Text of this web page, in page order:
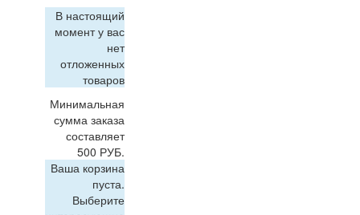
В настоящий
момент у вас
нет
отложенных
товаров
Минимальная
сумма заказа
составляет
500 РУБ.
Ваша корзина
пуста.
Выберите